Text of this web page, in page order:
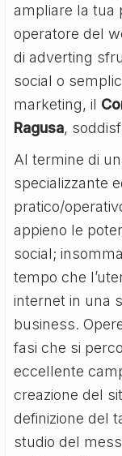
ampliare la tua
operatore del
di adverting
social o
marketing, il
Ragusa,
Al termine di
specializzante
pratico/
appieno le
social;
tempo che
internet in una
business.
fasi che si
eccellente
creazione del
definizione del
studio del